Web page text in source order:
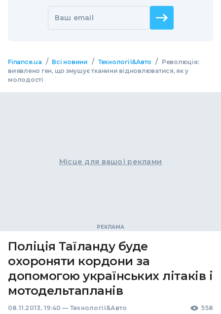
Ваш email
Finance.ua / Всі новини / Технології&Авто /
Революція:
виявлено ген, що змушує тканини відновлюватися, як у
молодості
Місце для вашої реклами
Поліція Таїланду буде
охороняти кордони за
допомогою українських літаків і
мотодельтапланів
08.11.2013, 19:40 — Технології&Авто 558